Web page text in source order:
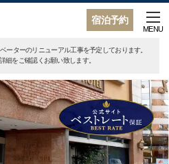
宿泊予約
MENU
ーターのリニューアル工事を予定しております。
細をご確認くお願い致します。